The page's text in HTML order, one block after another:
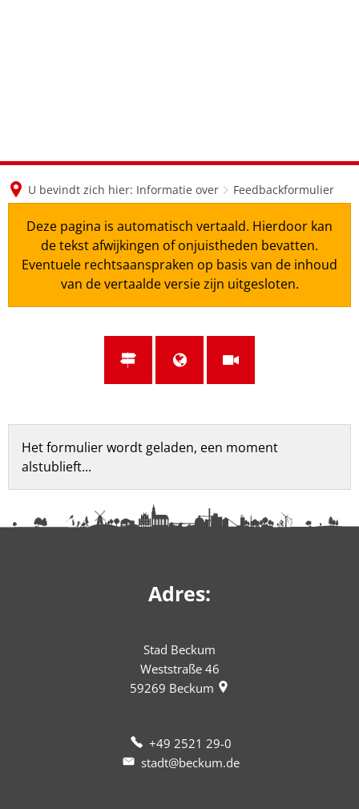
U bevindt zich hier: Informatie over Feedbackformulier
Deze pagina is automatisch vertaald. Hierdoor kan
de tekst afwijkingen of onjuistheden bevatten.
Eventuele rechtsaanspraken op basis van de inhoud
van de vertaalde versie zijn uitgesloten.
Feedbackformulier
Het formulier wordt geladen, een moment
alstublieft...
Adres:
Stad Beckum
Weststraße 46
59269 Beckum
+49 2521 29-0
stadt@beckum.de